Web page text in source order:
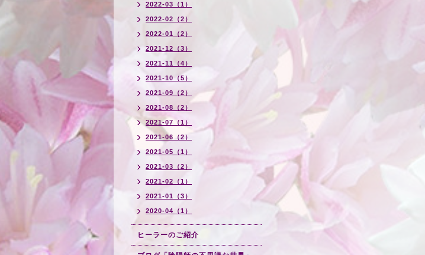
2022-03（1）
2022-02（2）
2022-01（2）
2021-12（3）
2021-11（4）
2021-10（5）
2021-09（2）
2021-08（2）
2021-07（1）
2021-06（2）
2021-05（1）
2021-03（2）
2021-02（1）
2021-01（3）
2020-04（1）
ヒーラーのご紹介